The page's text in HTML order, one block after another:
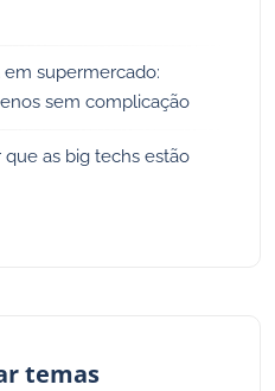
supermercado:
sem complicação
que as big techs estão
temas